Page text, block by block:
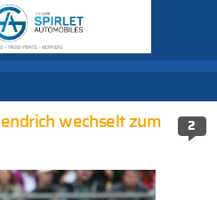
2
wechselt zum